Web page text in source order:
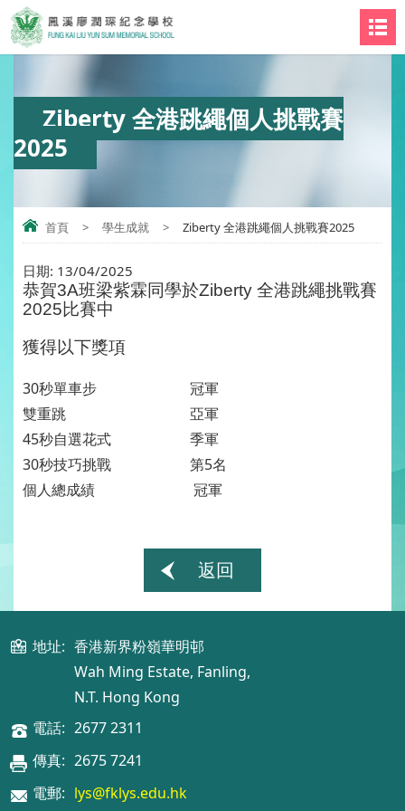
Ziberty 全港跳繩個人挑戰賽
2025
首頁 > 學生成就 > Ziberty 全港跳繩個人挑戰賽2025
日期: 13/04/2025
恭賀3A班梁紫霖同學於Ziberty 全港跳繩挑戰賽
2025比賽中
獲得以下獎項
30秒單車步
冠軍
雙重跳
亞軍
45秒自選花式
季軍
30秒技巧挑戰
第5名
個人總成績
冠軍
返回
地址: 香港新界粉嶺華明邨
Wah Ming Estate, Fanling,
N.T. Hong Kong
電話: 2677 2311
傳真: 2675 7241
電郵: lys@fklys.edu.hk